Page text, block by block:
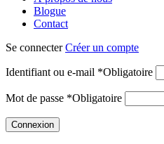
Blogue
Contact
Se connecterCréer un compte
Identifiant ou e-mail *Obligatoire
Mot de passe *Obligatoire
Connexion